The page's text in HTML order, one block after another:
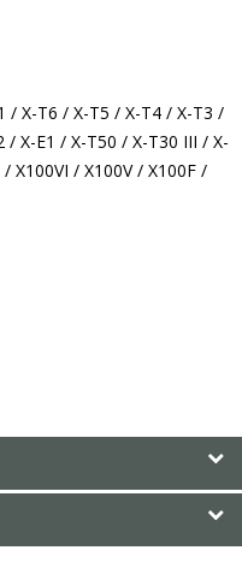
/ X-T6 / X-T5 / X-T4 / X-T3 /
/ X-E1 / X-T50 / X-T30 III / X-
X100VI / X100V / X100F /